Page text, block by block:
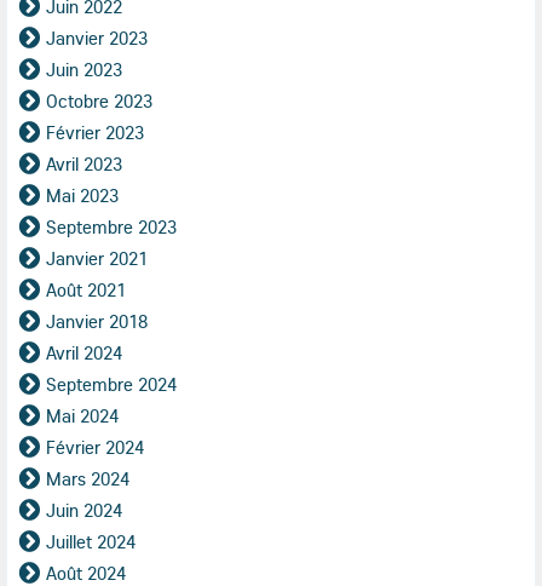
Juin 2022
Janvier 2023
Juin 2023
Octobre 2023
Février 2023
Avril 2023
Mai 2023
Septembre 2023
Janvier 2021
Août 2021
Janvier 2018
Avril 2024
Septembre 2024
Mai 2024
Février 2024
Mars 2024
Juin 2024
Juillet 2024
Août 2024